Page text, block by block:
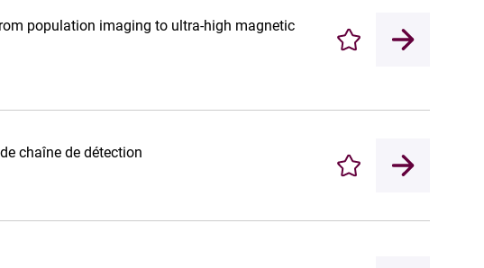
population imaging to ultra-high magnetic
Enregistrer
chaîne de détection
Enregistrer